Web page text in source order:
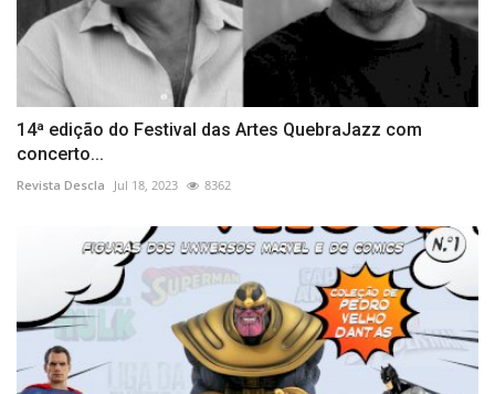
14ª edição do Festival das Artes QuebraJazz com
concerto...
Revista Descla Jul 18, 2023 8362